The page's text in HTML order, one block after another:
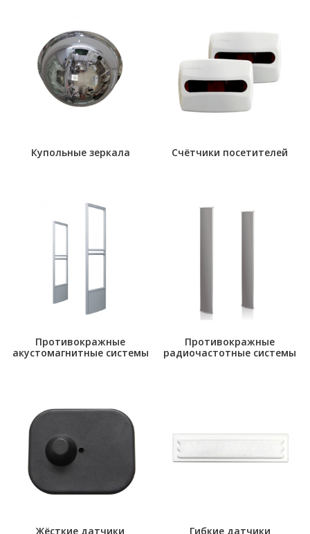
Купольные зеркала Счётчики посетителей
Противокражные
акустомагнитные системы
Противокражные
радиочастотные системы
Жёсткие датчики Гибкие датчики